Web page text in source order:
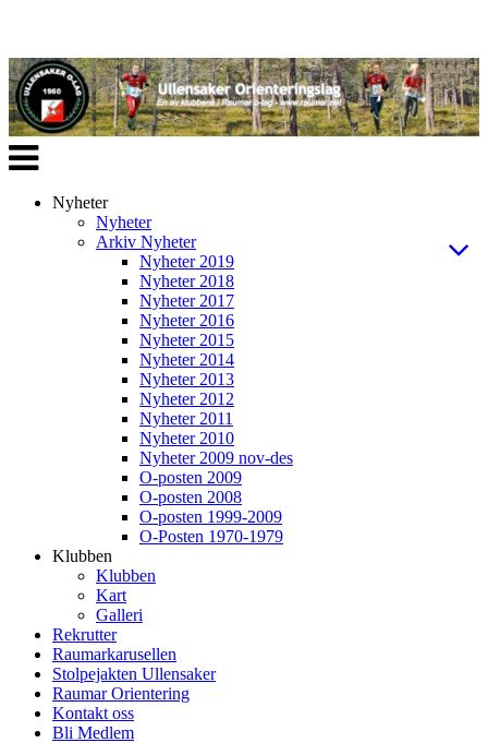
Veksle
navigasjon
Nyheter
Nyheter
Arkiv Nyheter
Nyheter 2019
Nyheter 2018
Nyheter 2017
Nyheter 2016
Nyheter 2015
Nyheter 2014
Nyheter 2013
Nyheter 2012
Nyheter 2011
Nyheter 2010
Nyheter 2009 nov-des
O-posten 2009
O-posten 2008
O-posten 1999-2009
O-Posten 1970-1979
Klubben
Klubben
Kart
Galleri
Rekrutter
Raumarkarusellen
Stolpejakten Ullensaker
Raumar Orientering
Kontakt oss
Bli Medlem